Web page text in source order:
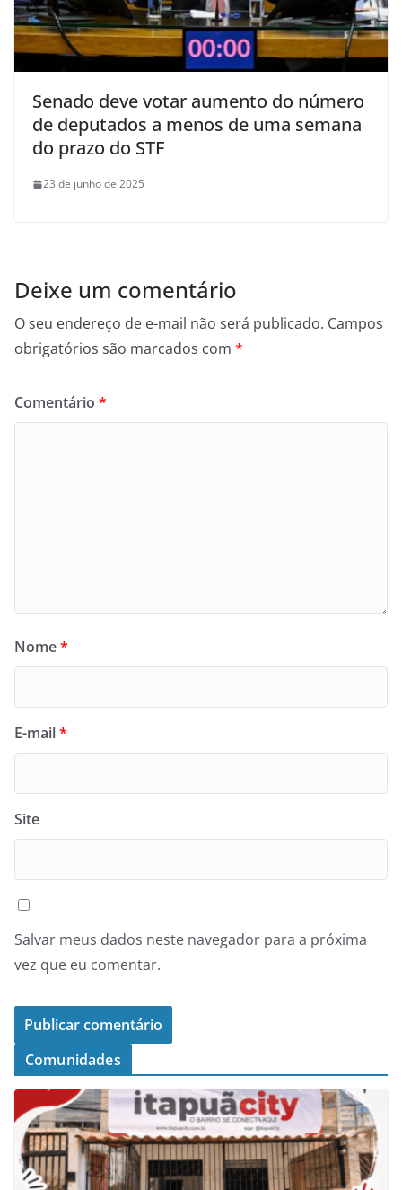
Senado deve votar aumento do número
de deputados a menos de uma semana
do prazo do STF
23 de junho de 2025
Deixe um comentário
O seu endereço de e-mail não será publicado. Campos
obrigatórios são marcados com *
Comentário *
Nome*
E-mail*
Site
Salvar meus dados neste navegador para a próxima
vez que eu comentar.
Comunidades